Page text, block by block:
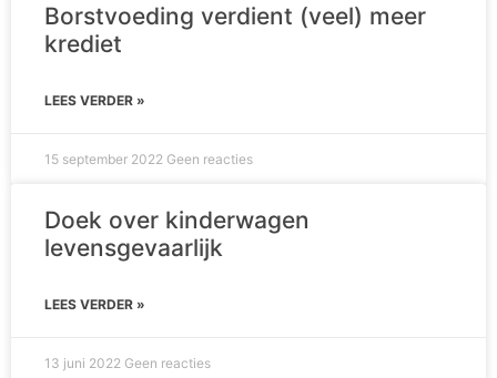
Borstvoeding verdient (veel) meer
krediet
LEES VERDER »
15 september 2022 Geen reacties
Doek over kinderwagen
levensgevaarlijk
LEES VERDER »
13 juni 2022 Geen reacties